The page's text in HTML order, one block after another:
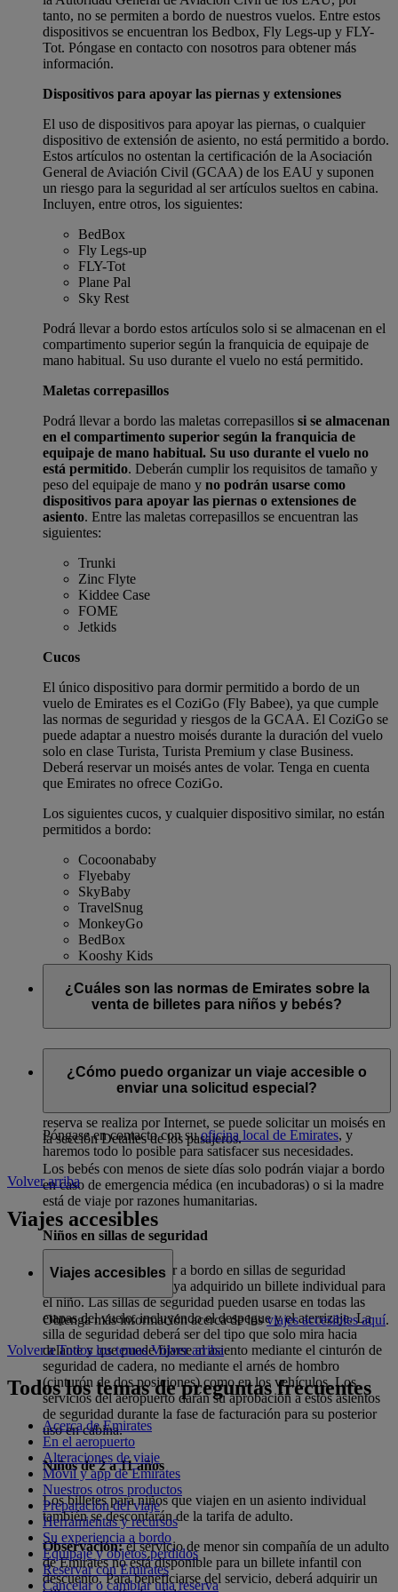
tanto, no se permiten a bordo de nuestros vuelos. Entre estos
dispositivos se encuentran los Bedbox, Fly Legs-up y FLY-
Tot. Póngase en contacto con nosotros para obtener más
información.
Dispositivos para apoyar las piernas y extensiones
El uso de dispositivos para apoyar las piernas, o cualquier
dispositivo de extensión de asiento, no está permitido a bordo.
Estos artículos no ostentan la certificación de la Asociación
General de Aviación Civil (GCAA) de los EAU y suponen
un riesgo para la seguridad al ser artículos sueltos en cabina.
Incluyen, entre otros, los siguientes:
BedBox
Fly Legs-up
FLY-Tot
Plane Pal
Sky Rest
Podrá llevar a bordo estos artículos solo si se almacenan en el
compartimento superior según la franquicia de equipaje de
mano habitual. Su uso durante el vuelo no está permitido.
Maletas correpasillos
Podrá llevar a bordo las maletas correpasillos si se almacenan
en el compartimento superior según la franquicia de
equipaje de mano habitual. Su uso durante el vuelo no
está permitido. Deberán cumplir los requisitos de tamaño y
peso del equipaje de mano y no podrán usarse como
dispositivos para apoyar las piernas o extensiones de
asiento. Entre las maletas correpasillos se encuentran las
siguientes:
Trunki
Zinc Flyte
Kiddee Case
FOME
Jetkids
Cucos
El único dispositivo para dormir permitido a bordo de un
vuelo de Emirates es el CoziGo (Fly Babee), ya que cumple
las normas de seguridad y riesgos de la GCAA. El CoziGo se
puede adaptar a nuestro moisés durante la duración del vuelo
solo en clase Turista, Turista Premium y clase Business.
Deberá reservar un moisés antes de volar. Tenga en cuenta
que Emirates no ofrece CoziGo.
Los siguientes cucos, y cualquier dispositivo similar, no están
permitidos a bordo:
Cocoonababy
Flyebaby
SkyBaby
TravelSnug
MonkeyGo
BedBox
Kooshy Kids
¿Cuáles son las normas de Emirates sobre la
venta de billetes para niños y bebés?
Los billetes para bebés que viajen en el regazo de sus padres o
reserva se realiza por Internet, se puede solicitar un moisés en
la sección Detalles de los pasajeros.
Los bebés con menos de siete días solo podrán viajar a bordo
en caso de emergencia médica (en incubadoras) o si la madre
está de viaje por razones humanitarias.
Niños en sillas de seguridad
Los niños pueden viajar a bordo en sillas de seguridad
siempre y cuando se haya adquirido un billete individual para
el niño. Las sillas de seguridad pueden usarse en todas las
etapas del vuelo, incluyendo el despegue y el aterrizaje. La
silla de seguridad deberá ser del tipo que solo mira hacia
delante y que puede fijarse al asiento mediante el cinturón de
seguridad de cadera, no mediante el arnés de hombro
(cinturón de dos posiciones) como en los vehículos. Los
servicios del aeropuerto darán su aprobación a estos asientos
de seguridad durante la fase de facturación para su posterior
uso en cabina.
Niños de 2 a 11 años
Los billetes para niños que viajen en un asiento individual
también se descontarán de la tarifa de adulto.
Observación:el servicio de menor sin compañía de un adulto
de Emirates no está disponible para un billete infantil con
descuento. Para beneficiarse del servicio, deberá adquirir un
¿Cómo puedo organizar un viaje accesible o
enviar una solicitud especial?
Póngase en contacto con suoficina local de Emirates, y
haremos todo lo posible para satisfacer sus necesidades.
Volver arriba
Viajes accesibles
Viajes accesibles
Obtenga más información acerca de losviajes accesibles aquí.
Volver a Todos los temas Volver arriba
Todos los temas de preguntas frecuentes
Acerca de Emirates
En el aeropuerto
Alteraciones de viaje
Móvil y app de Emirates
Nuestros otros productos
Preparación del viaje
Herramientas y recursos
Su experiencia a bordo
Equipaje y objetos perdidos
Reservar con Emirates
Cancelar o cambiar una reserva